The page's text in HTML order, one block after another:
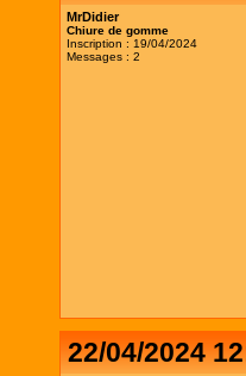
MrDidier
Chiure de gomme
Inscription : 19/04/2024
Messages : 2
22/04/2024